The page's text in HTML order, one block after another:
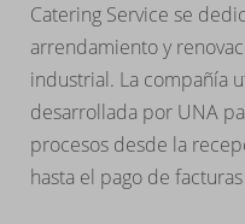
Catering Service se
arrendamiento y
industrial. La compañía
desarrollada por UNA
procesos desde la
hasta el pago de